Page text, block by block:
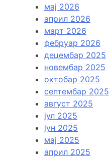
мај 2026
април 2026
март 2026
фебруар 2026
децембар 2025
новембар 2025
октобар 2025
септембар 2025
август 2025
јул 2025
јун 2025
мај 2025
април 2025